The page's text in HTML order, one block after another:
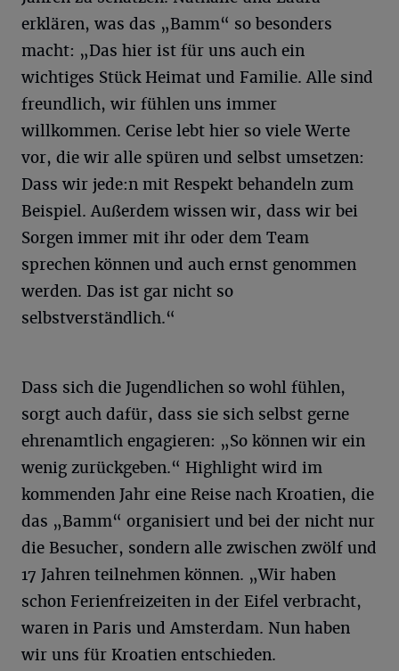
erklären, was das „Bamm“ so besonders
macht: „Das hier ist für uns auch ein
wichtiges Stück Heimat und Familie. Alle sind
freundlich, wir fühlen uns immer
willkommen. Cerise lebt hier so viele Werte
vor, die wir alle spüren und selbst umsetzen:
Dass wir jede:n mit Respekt behandeln zum
Beispiel. Außerdem wissen wir, dass wir bei
Sorgen immer mit ihr oder dem Team
sprechen können und auch ernst genommen
werden. Das ist gar nicht so
selbstverständlich.“
Dass sich die Jugendlichen so wohl fühlen,
sorgt auch dafür, dass sie sich selbst gerne
ehrenamtlich engagieren: „So können wir ein
wenig zurückgeben.“ Highlight wird im
kommenden Jahr eine Reise nach Kroatien, die
das „Bamm“ organisiert und bei der nicht nur
die Besucher, sondern alle zwischen zwölf und
17 Jahren teilnehmen können. „Wir haben
schon Ferienfreizeiten in der Eifel verbracht,
waren in Paris und Amsterdam. Nun haben
wir uns für Kroatien entschieden.